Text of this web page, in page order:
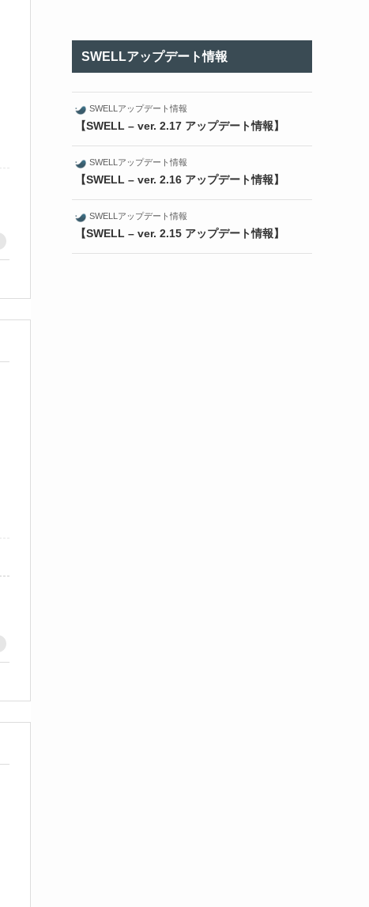
SWELLアップデート情報
SWELLアップデート情報
【SWELL – ver. 2.17 アップデート情報】
SWELLアップデート情報
【SWELL – ver. 2.16 アップデート情報】
SWELLアップデート情報
【SWELL – ver. 2.15 アップデート情報】